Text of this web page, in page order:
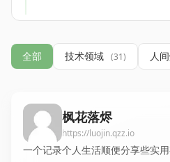
全部 技术领域 (31) 人
枫花落烬
https://luojin.qzz.io
一个记录个人生活顺便分享些实